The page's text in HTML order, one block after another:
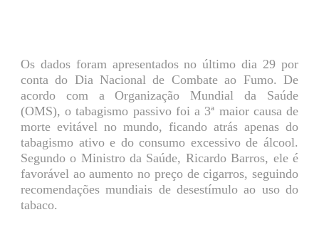
Os dados foram apresentados no último dia 29 por
conta do Dia Nacional de Combate ao Fumo. De
acordo com a Organização Mundial da Saúde
(OMS), o tabagismo passivo foi a 3ª maior causa de
morte evitável no mundo, ficando atrás apenas do
tabagismo ativo e do consumo excessivo de álcool.
Segundo o Ministro da Saúde, Ricardo Barros, ele é
favorável ao aumento no preço de cigarros, seguindo
recomendações mundiais de desestímulo ao uso do
tabaco.